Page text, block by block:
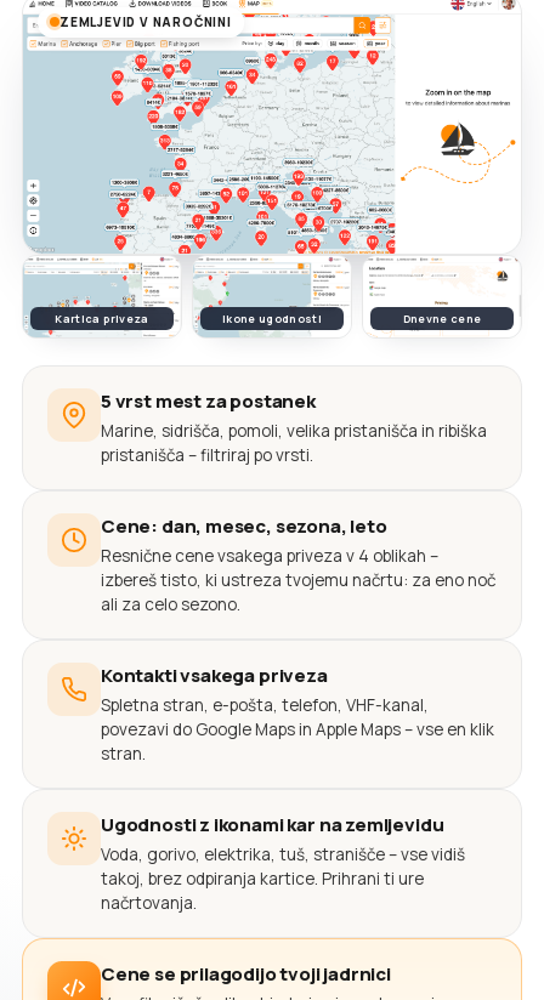
ZEMLJEVID V NAROČNINI
Kartica priveza Ikone ugodnosti Dnevne cene
5 vrst mest za postanek
Marine, sidrišča, pomoli, velika pristanišča in ribiška
pristanišča – filtriraj po vrsti.
Cene: dan, mesec, sezona, leto
Resnične cene vsakega priveza v 4 oblikah –
izbereš tisto, ki ustreza tvojemu načrtu: za eno noč
ali za celo sezono.
Kontakti vsakega priveza
Spletna stran, e-pošta, telefon, VHF-kanal,
povezavi do Google Maps in Apple Maps – vse en klik
stran.
Ugodnosti z ikonami kar na zemljevidu
Voda, gorivo, elektrika, tuš, stranišče – vse vidiš
takoj, brez odpiranja kartice. Prihrani ti ure
načrtovanja.
Cene se prilagodijo tvoji jadrnici